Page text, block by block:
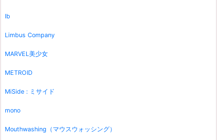
Ib
Limbus Company
MARVEL美少女
METROID
MiSide : ミサイド
mono
Mouthwashing（マウスウォッシング）